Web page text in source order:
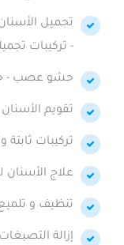
تجميل
- تركيبات
حشو عصب -
تقويم الأسنان
تركيبات ثابتة
علاج الأسنان
تنظيف و تلميع
إزالة